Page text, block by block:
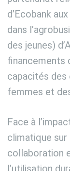
d’Ecobank
dans
des jeunes)
financements
capacités des
femmes et
Face à
climatique
collaboration
l’utilisation